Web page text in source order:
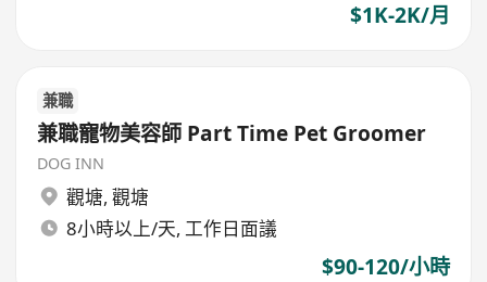
$1K-2K/月
兼職
兼職寵物美容師 Part Time Pet Groomer
DOG INN
觀塘, 觀塘
8小時以上/天, 工作日面議
$90-120/小時